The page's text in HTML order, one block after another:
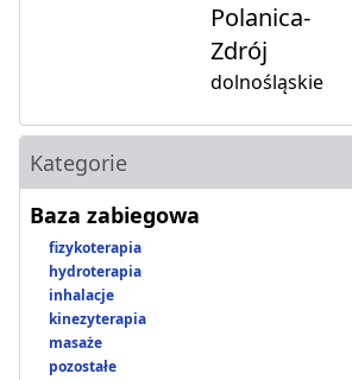
Polanica-
Zdrój
dolnośląskie
Kategorie
Baza zabiegowa
fizykoterapia
hydroterapia
inhalacje
kinezyterapia
masaże
pozostałe